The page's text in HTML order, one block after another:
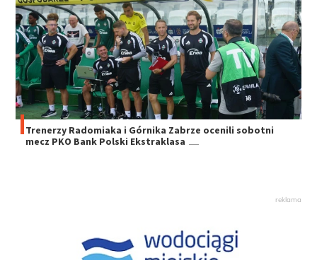
Trenerzy Radomiaka i Górnika Zabrze ocenili sobotni
mecz PKO Bank Polski Ekstraklasa